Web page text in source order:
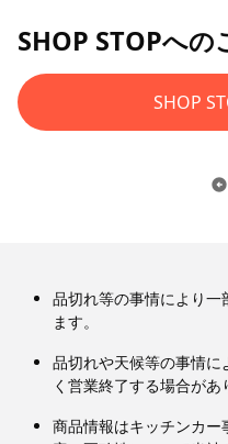
SHOP STOPへの
SHOP
品切れ等の事情により一
ます。
品切れや天候等の事情
く営業終了する場合があ
商品情報はキッチンカ